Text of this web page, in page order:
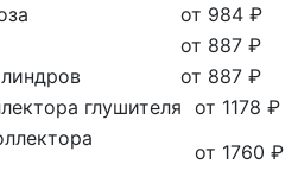
от 984 ₽
от 887 ₽
от 887 ₽
глушителя
от 1178 ₽
от 1760 ₽